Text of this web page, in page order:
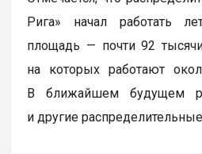
Рига» начал работать
площадь — почти 92
на которых работают
В ближайшем будущем
и другие